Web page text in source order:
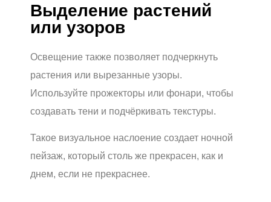
Выделение растений
или узоров
Освещение также позволяет подчеркнуть
растения или вырезанные узоры.
Используйте прожекторы или фонари, чтобы
создавать тени и подчёркивать текстуры.
Такое визуальное наслоение создает ночной
пейзаж, который столь же прекрасен, как и
днем, если не прекраснее.